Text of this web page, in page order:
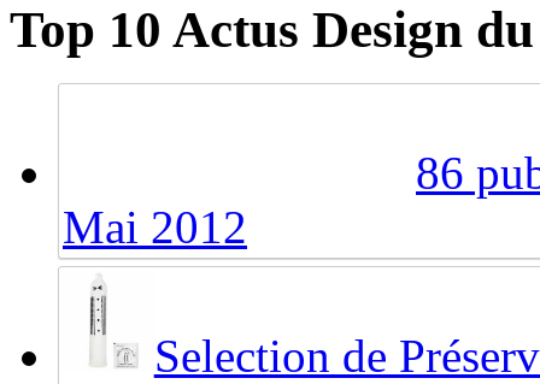
Top 10 Actus Design
86
Mai 2012
Selection de